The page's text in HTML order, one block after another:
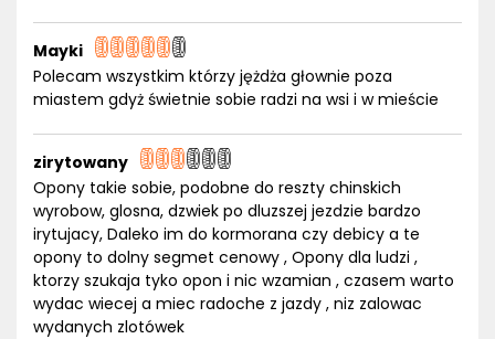
Mayki
Polecam wszystkim którzy jężdża głownie poza
miastem gdyż świetnie sobie radzi na wsi i w mieście
zirytowany
Opony takie sobie, podobne do reszty chinskich
wyrobow, glosna, dzwiek po dluzszej jezdzie bardzo
irytujacy, Daleko im do kormorana czy debicy a te
opony to dolny segmet cenowy , Opony dla ludzi ,
ktorzy szukaja tyko opon i nic wzamian , czasem warto
wydac wiecej a miec radoche z jazdy , niz zalowac
wydanych zlotówek